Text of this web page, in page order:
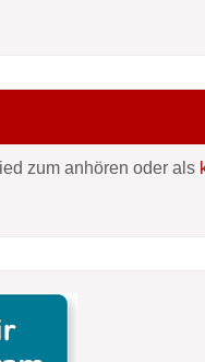
zum anhören oder als